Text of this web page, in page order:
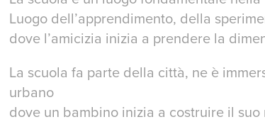
Luogo dell’apprendimento, della
dove l’amicizia inizia a prendere la
La scuola fa parte della città, ne è
urbano
dove un bambino inizia a costruire il suo